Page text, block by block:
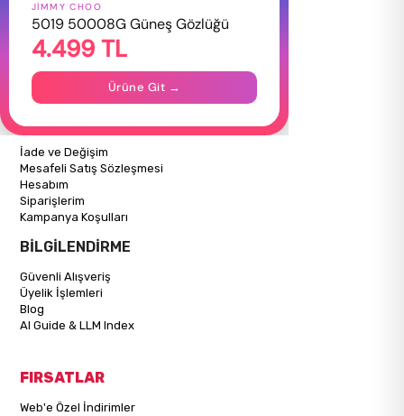
HAKKIMIZDA
Hakkımızda
Gizlilik Politikası
İletişim
Mağazalarımız
ALIŞVERİŞ BİLGİLERİ
İade ve Değişim
Mesafeli Satış Sözleşmesi
Hesabım
Siparişlerim
Kampanya Koşulları
BİLGİLENDİRME
Güvenli Alışveriş
Üyelik İşlemleri
Blog
AI Guide & LLM Index
FIRSATLAR
Web'e Özel İndirimler
JIMMY CHOO
5019 50008G Güneş Gözlüğü
4.499 TL
Ürüne Git →